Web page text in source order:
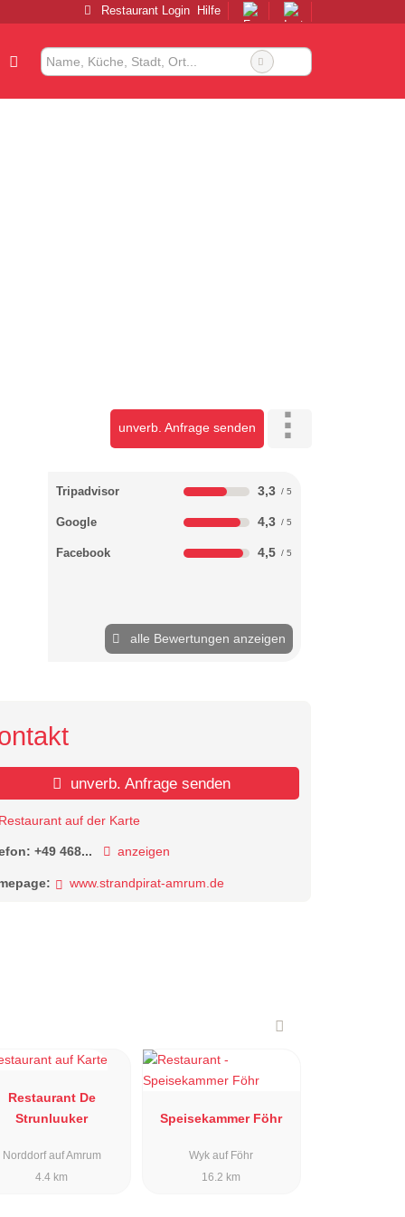
Restaurant Login Hilfe
unverb. Anfrage senden
Tripadvisor 3,3
Google 4,3
Facebook 4,5
alle Bewertungen anzeigen
unverb. Anfrage senden
Restaurant auf der Karte
+49 468... anzeigen
www.strandpirat-amrum.de
Restaurant De
Strunluuker
Norddorf auf Amrum
4.4 km
Speisekammer Föhr
Wyk auf Föhr
16.2 km